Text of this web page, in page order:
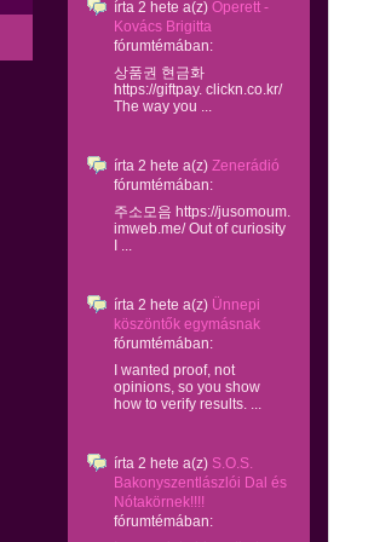
írta 2 hete a(z) Operett -
Kovács Brigitta
fórumtémában:
상품권 현금화
https://giftpay. clickn.co.kr/
The way you ...
írta 2 hete a(z) Zenerádió
fórumtémában:
주소모음 https://jusomoum.
imweb.me/ Out of curiosity
I ...
írta 2 hete a(z) Ünnepi
köszöntők egymásnak
fórumtémában:
I wanted proof, not
opinions, so you show
how to verify results. ...
írta 2 hete a(z) S.O.S.
Bakonyszentlászlói Dal és
Nótakörnek!!!!
fórumtémában: